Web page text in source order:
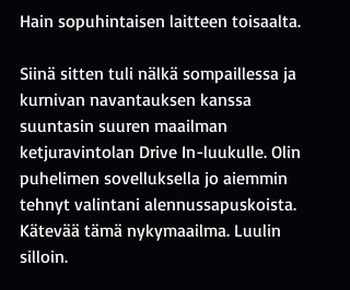
Hain sopuhintaisen laitteen toisaalta.
Siinä sitten tuli nälkä sompaillessa ja
kurnivan navantauksen kanssa
suuntasin suuren maailman
ketjuravintolan Drive In-luukulle. Olin
puhelimen sovelluksella jo aiemmin
tehnyt valintani alennussapuskoista.
Kätevää tämä nykymaailma. Luulin
silloin.